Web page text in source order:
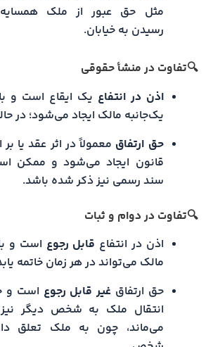
مثل حق عبور از ملک همسایه
رسیدن به خیابان.
🔍تفاوت در منشأ حقوقی
اذن در انتفاع یک ایقاع است و با
یک‌جانبه مالک ایجاد می‌شود؛ در
حق ارتفاق معمولاً در اثر عقد یا
قانون ایجاد می‌شود و ممکن
سند رسمی نیز ذکر شده باشد.
🔍تفاوت در دوام و ثبات
اذن در انتفاع قابل رجوع است و
مالک می‌تواند در هر زمان خاتمه
حق ارتفاق غیر قابل رجوع است و
انتقال ملک به شخص دیگر نیز
می‌ماند، چون به ملک تعلق